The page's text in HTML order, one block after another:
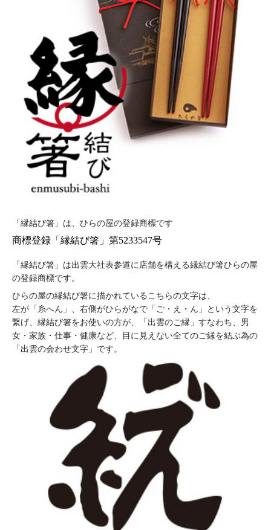
「縁結び箸」は、ひらの屋の登録商標です
商標登録「縁結び箸」第5233547号
「縁結び箸」は出雲大社表参道に店舗を構える縁結び箸ひらの屋
の登録商標です。
ひらの屋の縁結び箸に描かれているこちらの文字は、
左が「糸へん」、右側がひらがなで「ご・え・ん」という文字を
繋げ、縁結び箸をお使いの方が、「出雲のご縁」すなわち、男
女・家族・仕事・健康など、目に見えない全てのご縁を結ぶ為の
「出雲の会わせ文字」です。